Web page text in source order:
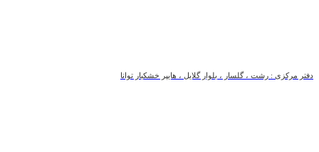
دفتر مرکزی : رشت ، گلسار ، بلوار گلایل ، هایپر خشکبار توانا